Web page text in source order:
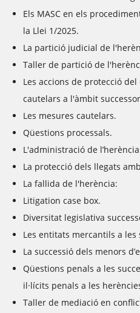
Els MASC en els
la Llei 1/2025.
La partició judicial de
Taller de partició de
Les accions de protecció
cautelars a l'àmbit
Les mesures cautelars.
Qüestions processals.
L'administració de
La protecció dels llegats
La fallida de l'herència:
Litigation case box.
Diversitat legislativa
Les entitats mercantils a les
La successió dels menors
Qüestions penals a les
il·lícits penals a les
Taller de mediació en